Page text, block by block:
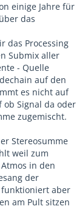
einige Jahre für
das
das Processing
Submix aller
- Quelle
auf den
es nicht auf
Signal da oder
zugemischt.
Stereosumme
weil zum
in den
der
aber
am Pult sitzen